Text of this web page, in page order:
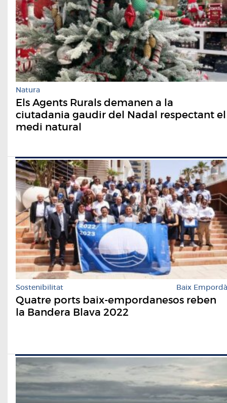
Natura
Els Agents Rurals demanen a la
ciutadania gaudir del Nadal respectant el
medi natural
Sostenibilitat Baix Empordà
Quatre ports baix-empordanesos reben
la Bandera Blava 2022